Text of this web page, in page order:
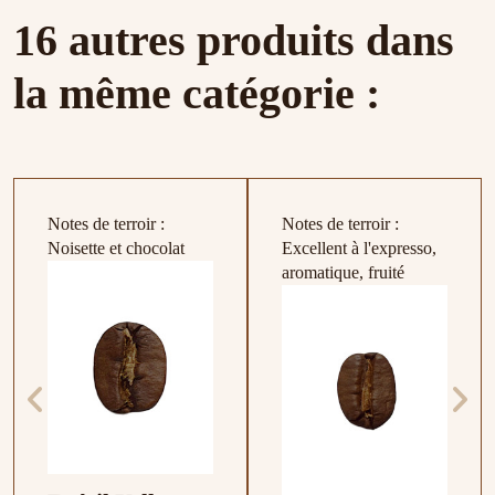
Bouteille Thermos
16,50 €
16 autres produits dans
la même catégorie :
Notes de terroir :
Noisette et chocolat
Notes de terroir :
Excellent à l'expresso,
aromatique, fruité